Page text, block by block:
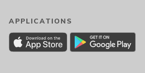
APPLICATIONS